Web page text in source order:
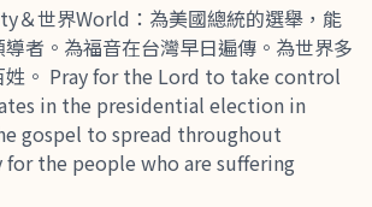
＆世界World：為美國總統的選舉，能
者。為福音在台灣早日遍傳。為世界多
姓。 Pray for the Lord to take control
in the presidential election in
gospel to spread throughout
for the people who are suffering